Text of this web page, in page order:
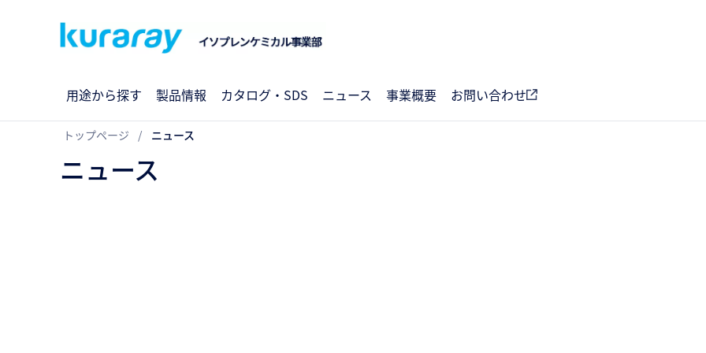
用途から探す 製品情報 カタログ・SDS ニュース 事業概要 お問い合わせ
トップページ ニュース
ニュース